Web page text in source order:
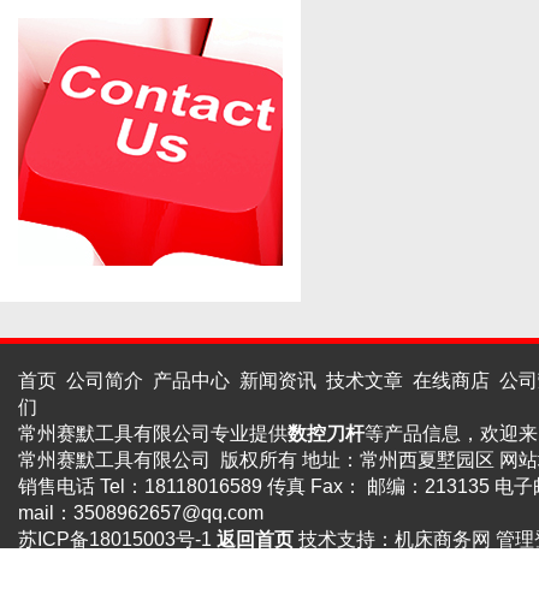
首页 公司简介 产品中心 新闻资讯 技术文章 在线商店 公
们
常州赛默工具有限公司专业提供数控刀杆等产品信息，欢迎
常州赛默工具有限公司 版权所有 地址：常州西夏墅园区 网
销售电话 Tel：18118016589 传真 Fax： 邮编：213135 电子
mail： 3508962657@qq.com
苏ICP备18015003号-1 返回首页 技术支持： 机床商务网 管理